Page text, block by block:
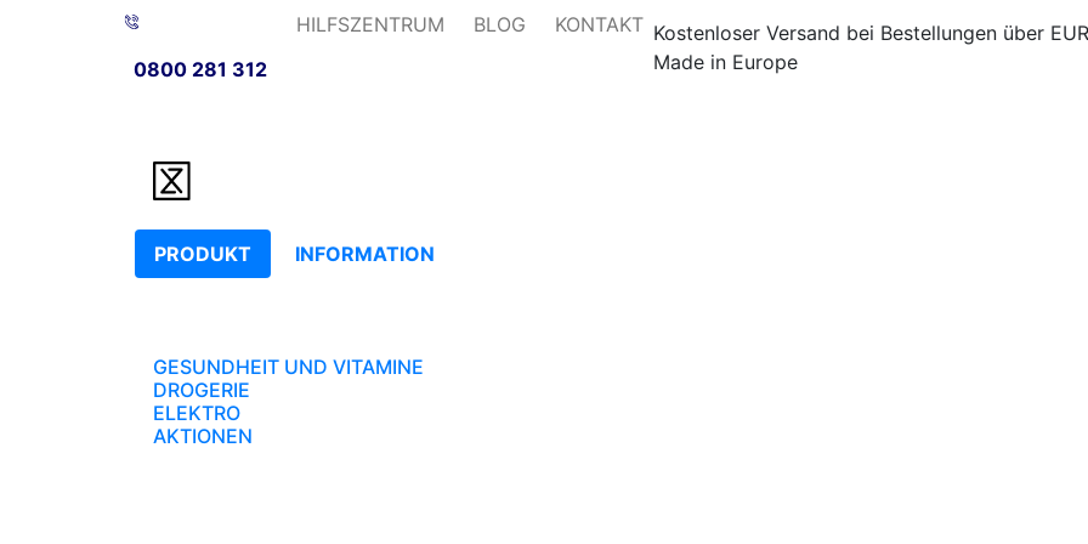
0800 281 312
HILFSZENTRUM BLOG KONTAKT Kostenloser Versand bei Bestellungen über
Made in Europe
PRODUKT INFORMATION
GESUNDHEIT UND VITAMINE
DROGERIE
ELEKTRO
AKTIONEN